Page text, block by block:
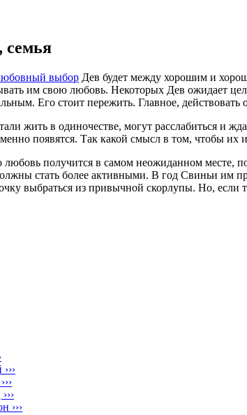
семья
выбор Дев будет между хорошим и
им свою любовь. Некоторых Дев ожидает
Его стоит пережить. Главное, действовать
жить в одиночестве, могут расслабиться
появятся. Так какой смысл в том, чтобы
любовь получится в самом неожиданном месте,
стать более активными. В год Свиньи им
выбраться из привычной скорлупы. Но,
›››